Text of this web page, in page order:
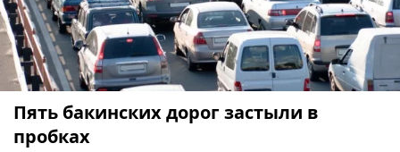
Пять бакинских дорог застыли в
пробках